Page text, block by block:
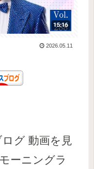
2026.05.11
グ 動画を見
ーニングラ